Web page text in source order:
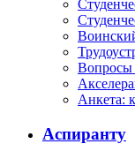
Вопросы
Анкета:
Аспиранту